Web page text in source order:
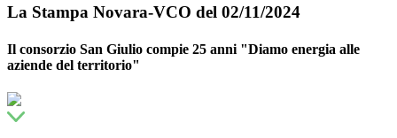
La Stampa Novara-VCO del 02/11/2024
Il consorzio San Giulio compie 25 anni "Diamo energia alle
aziende del territorio"